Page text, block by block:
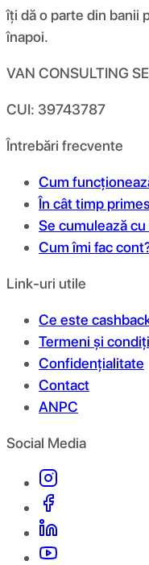
îți dă o parte din banii
înapoi.
VAN CONSULTING
CUI: 39743787
Întrebări frecvente
Cum
În cât timp
Se cumulează
Cum îmi fac
Link-uri utile
Ce este
Termeni și
Confidențialitate
Contact
ANPC
Social Media